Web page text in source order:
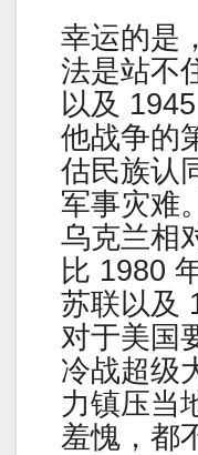
幸运的是
法是站不
以及
他战争的
估民族认
军事灾难
乌克兰相
比 1980
苏联以及
对于美国
冷战超级
力镇压当
羞愧，都